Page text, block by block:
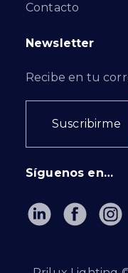
Contacto
Newsletter
Recibe en tu
Suscribirme
Síguenos en…